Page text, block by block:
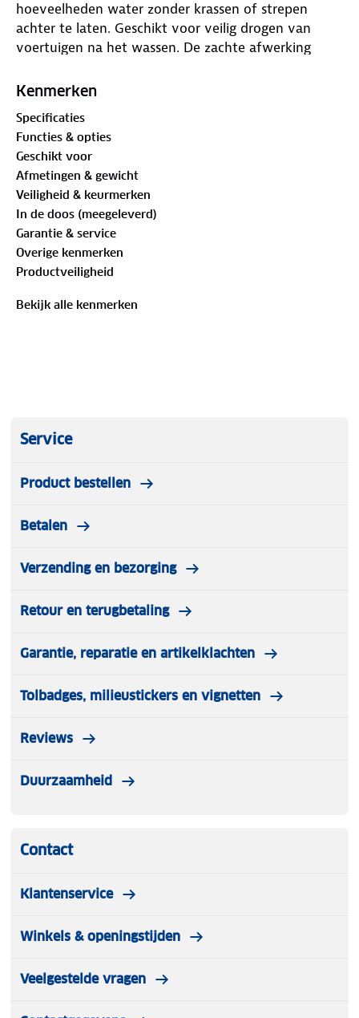
hoeveelheden water zonder krassen of strepen
achter te laten. Geschikt voor veilig drogen van
voertuigen na het wassen. De zachte afwerking
kunststof. Machinewasbaar zonder verlies van
Kenmerken
Specificaties
Functies & opties
Geschikt voor
Afmetingen & gewicht
Veiligheid & keurmerken
In de doos (meegeleverd)
Garantie & service
Overige kenmerken
Productveiligheid
Bekijk alle kenmerken
Service
Product bestellen
Betalen
Verzending en bezorging
Retour en terugbetaling
Garantie, reparatie en artikelklachten
Tolbadges, milieustickers en vignetten
Reviews
Duurzaamheid
Contact
Klantenservice
Winkels & openingstijden
Veelgestelde vragen